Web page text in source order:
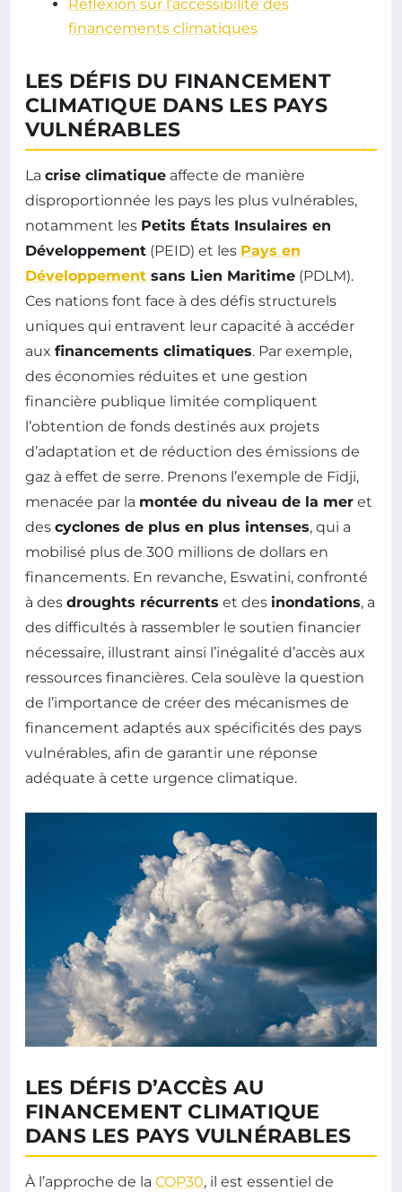
Réflexion sur l’accessibilité des
financements climatiques
LES DÉFIS DU FINANCEMENT
CLIMATIQUE DANS LES PAYS
VULNÉRABLES
La crise climatique affecte de manière
disproportionnée les pays les plus vulnérables,
notamment les Petits États Insulaires en
Développement (PEID) et les Pays en
Développement sans Lien Maritime (PDLM).
Ces nations font face à des défis structurels
uniques qui entravent leur capacité à accéder
aux financements climatiques. Par exemple,
des économies réduites et une gestion
financière publique limitée compliquent
l’obtention de fonds destinés aux projets
d’adaptation et de réduction des émissions de
gaz à effet de serre. Prenons l’exemple de Fidji,
menacée par la montée du niveau de la mer et
des cyclones de plus en plus intenses, qui a
mobilisé plus de 300 millions de dollars en
financements. En revanche, Eswatini, confronté
à des droughts récurrents et des inondations, a
des difficultés à rassembler le soutien financier
nécessaire, illustrant ainsi l’inégalité d’accès aux
ressources financières. Cela soulève la question
de l’importance de créer des mécanismes de
financement adaptés aux spécificités des pays
vulnérables, afin de garantir une réponse
adéquate à cette urgence climatique.
LES DÉFIS D’ACCÈS AU
FINANCEMENT CLIMATIQUE
DANS LES PAYS VULNÉRABLES
À l’approche de la COP30, il est essentiel de